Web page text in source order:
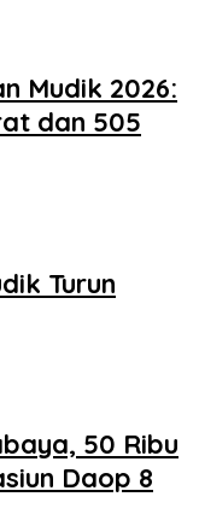
Mudik 2026:
dan 505
Turun
50 Ribu
Daop 8